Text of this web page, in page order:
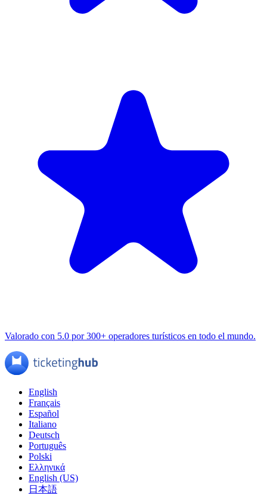
Valorado con 5.0 por 300+ operadores turísticos en todo el mundo.
English
Français
Español
Italiano
Deutsch
Português
Polski
Ελληνικά
English (US)
日本語